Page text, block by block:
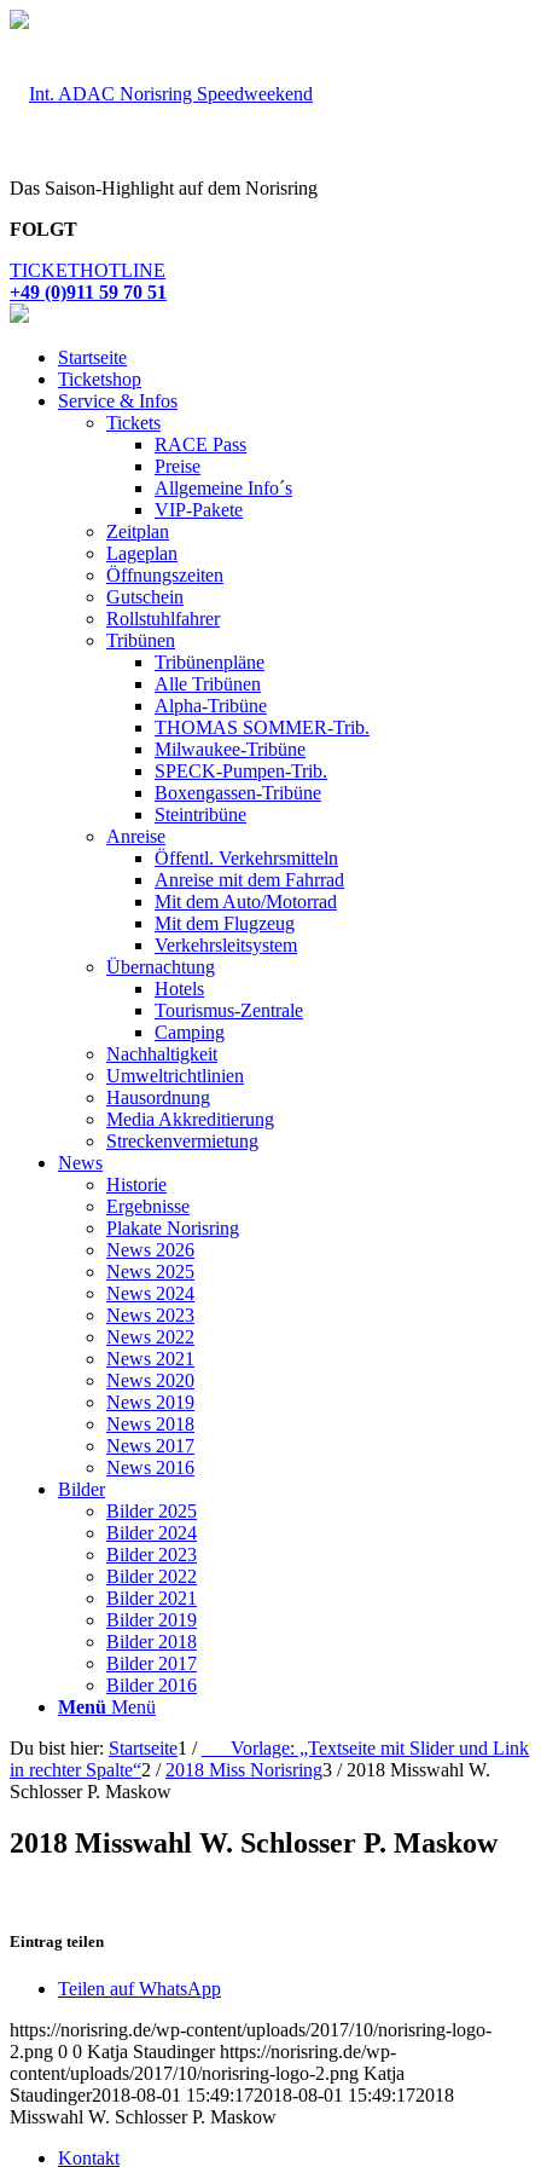
Das Saison-Highlight auf dem Norisring
FOLGT
TICKETHOTLINE
+49 (0)911 59 70 51
Startseite
Ticketshop
Service & Infos
Tickets
RACE Pass
Preise
Allgemeine Info´s
VIP-Pakete
Zeitplan
Lageplan
Öffnungszeiten
Gutschein
Rollstuhlfahrer
Tribünen
Tribünenpläne
Alle Tribünen
Alpha-Tribüne
THOMAS SOMMER-Trib.
Milwaukee-Tribüne
SPECK-Pumpen-Trib.
Boxengassen-Tribüne
Steintribüne
Anreise
Öffentl. Verkehrsmitteln
Anreise mit dem Fahrrad
Mit dem Auto/Motorrad
Mit dem Flugzeug
Verkehrsleitsystem
Übernachtung
Hotels
Tourismus-Zentrale
Camping
Nachhaltigkeit
Umweltrichtlinien
Hausordnung
Media Akkreditierung
Streckenvermietung
News
Historie
Ergebnisse
Plakate Norisring
News 2026
News 2025
News 2024
News 2023
News 2022
News 2021
News 2020
News 2019
News 2018
News 2017
News 2016
Bilder
Bilder 2025
Bilder 2024
Bilder 2023
Bilder 2022
Bilder 2021
Bilder 2019
Bilder 2018
Bilder 2017
Bilder 2016
Menü Menü
Du bist hier: Startseite1 /
___Vorlage: „Textseite mit Slider und Link
in rechter Spalte“2 / 2018 Miss Norisring3 / 2018 Misswahl W.
Schlosser P. Maskow
2018 Misswahl W. Schlosser P. Maskow
Eintrag teilen
Teilen auf WhatsApp
https://norisring.de/wp-content/uploads/2017/10/norisring-logo-
2.png 0 0 Katja Staudinger https://norisring.de/wp-
content/uploads/2017/10/norisring-logo-2.png Katja
Staudinger2018-08-01 15:49:172018-08-01 15:49:172018
Misswahl W. Schlosser P. Maskow
Kontakt